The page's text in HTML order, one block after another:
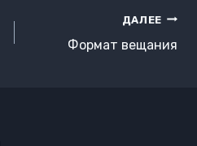
ДАЛЕЕ
Формат вещания